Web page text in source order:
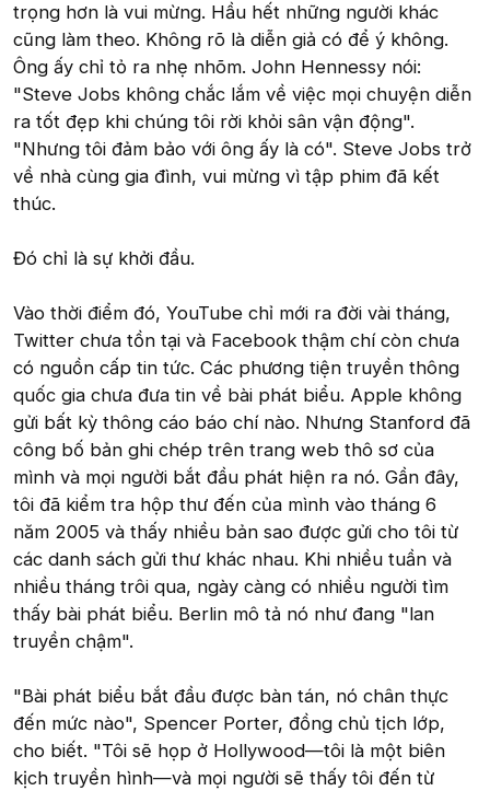
trọng hơn là vui mừng. Hầu hết những người khác
cũng làm theo. Không rõ là diễn giả có để ý không.
Ông ấy chỉ tỏ ra nhẹ nhõm. John Hennessy nói:
"Steve Jobs không chắc lắm về việc mọi chuyện diễn
ra tốt đẹp khi chúng tôi rời khỏi sân vận động".
"Nhưng tôi đảm bảo với ông ấy là có". Steve Jobs trở
về nhà cùng gia đình, vui mừng vì tập phim đã kết
thúc.
Đó chỉ là sự khởi đầu.
Vào thời điểm đó, YouTube chỉ mới ra đời vài tháng,
Twitter chưa tồn tại và Facebook thậm chí còn chưa
có nguồn cấp tin tức. Các phương tiện truyền thông
quốc gia chưa đưa tin về bài phát biểu. Apple không
gửi bất kỳ thông cáo báo chí nào. Nhưng Stanford đã
công bố bản ghi chép trên trang web thô sơ của
mình và mọi người bắt đầu phát hiện ra nó. Gần đây,
tôi đã kiểm tra hộp thư đến của mình vào tháng 6
năm 2005 và thấy nhiều bản sao được gửi cho tôi từ
các danh sách gửi thư khác nhau. Khi nhiều tuần và
nhiều tháng trôi qua, ngày càng có nhiều người tìm
thấy bài phát biểu. Berlin mô tả nó như đang "lan
truyền chậm".
"Bài phát biểu bắt đầu được bàn tán, nó chân thực
đến mức nào", Spencer Porter, đồng chủ tịch lớp,
cho biết. "Tôi sẽ họp ở Hollywood—tôi là một biên
kịch truyền hình—và mọi người sẽ thấy tôi đến từ